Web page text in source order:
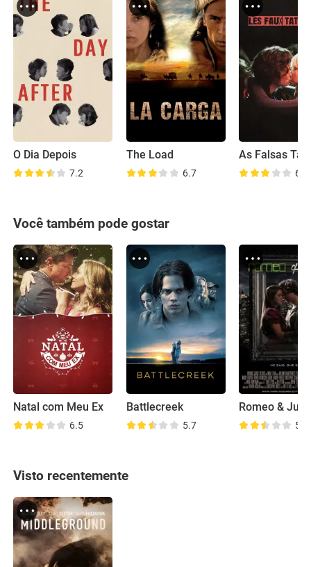
O Dia Depois
7.2
The Load
6.7 6.8
Você também pode gostar
Natal com Meu Ex
6.5
Battlecreek
5.7
Romeo &
5.9
Visto recentemente